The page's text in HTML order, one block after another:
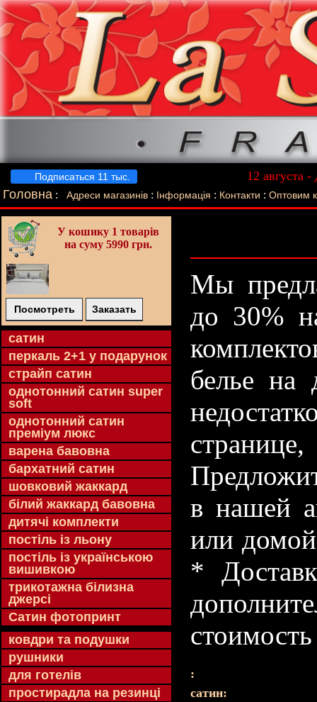
Подписаться 11 тыс.
12 августа
Лучший
Головна : Адреси магазинів : Інформація : Контакти : Оптовим
У кошику 1 товарів
на суму 5990 грн.
Посмотреть Заказать
cатин
перкаль 2+1 у подарунок
страйп сатин
однотонний сатин super
soft
однотонний сатин
преміум люкс
варена бавовна
бархатний сатин
шовковий жаккард
білий жаккард бавовна
дитячі комплекти
постіль із льону
постіль із українською
вишивкою
трикотажна білизна
джерсі
Сатин фотопринт
ковдри та подушки
рушники
для готелів
простирадла на резинці
Мы
до 30%
белье на
в нашей
или
*
:
cатин: